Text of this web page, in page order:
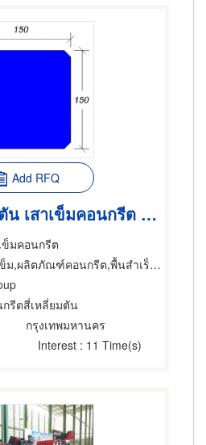
Add RFQ
เสาเข็มสี่เหลี่ยมตัน เสาเข็มคอนกรีต เสาเข็ม-การตอก
ข็มคอนกรีต
ภัณฑ์คอนกรีต,พื้นสำเร็จรูป (คอนกรีตเสริมเหล็กและอัดแรง)
กรีตสี่เหลี่ยมตัน
กรุงเทพมหานคร
Interest : 11 Time(s)